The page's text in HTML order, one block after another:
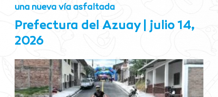
una nueva vía asfaltada
Prefectura del Azuay
julio 14,
2026